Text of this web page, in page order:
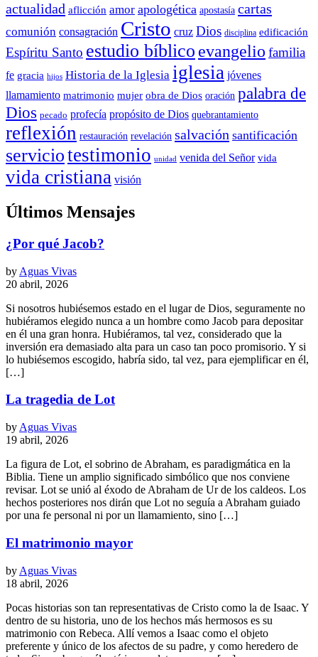
actualidad aflicción amor apologética apostasía cartas
comunión consagración Cristo cruz Dios disciplina edificación
Espíritu Santo estudio bíblico evangelio familia
fe gracia hijos Historia de la Iglesia iglesia jóvenes
llamamiento matrimonio mujer obra de Dios oración palabra de
Dios pecado profecía propósito de Dios quebrantamiento
reflexión restauración revelación salvación santificación
serviciotestimonio unidad venida del Señor vida
vida cristiana visión
Últimos Mensajes
¿Por qué Jacob?
by Aguas Vivas
20 abril, 2026
Si nosotros hubiésemos estado en el lugar de Dios, seguramente no
hubiéramos elegido nunca a un hombre como Jacob para depositar
en él una gran honra. Hubiéramos, tal vez, considerado que la
inversión era demasiado alta para un caso tan poco promisorio. Y si
lo hubiésemos escogido, habría sido, tal vez, para ejemplificar en él,
[…]
La tragedia de Lot
by Aguas Vivas
19 abril, 2026
La figura de Lot, el sobrino de Abraham, es paradigmática en la
Biblia. Tiene un amplio significado simbólico que nos conviene
revisar. Lot se unió al éxodo de Abraham de Ur de los caldeos. Los
hechos posteriores nos dirán que Lot no seguía a Abraham guiado
por una fe personal ni por un llamamiento, sino […]
El matrimonio mayor
by Aguas Vivas
18 abril, 2026
Pocas historias son tan representativas de Cristo como la de Isaac. Y
dentro de su historia, uno de los hechos más hermosos es su
matrimonio con Rebeca. Allí vemos a Isaac como el objeto
preferente y único de los afectos de su padre, y como heredero de